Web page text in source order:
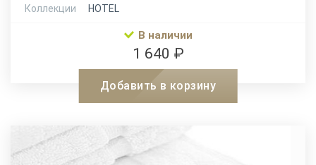
Коллекции
HOTEL
В наличии
1 640 ₽
Добавить в корзину